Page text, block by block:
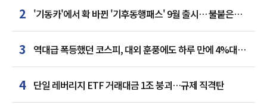
2 '기동카'에서 확 바뀐 '기후동행패스' 9월 출시… 불붙은
카드사 경쟁
3
역대급 폭등했던 코스피, 대외 훈풍에도 하루 만에 4%대
급락
4 단일 레버리지 ETF 거래대금 1조 붕괴…규제 직격탄